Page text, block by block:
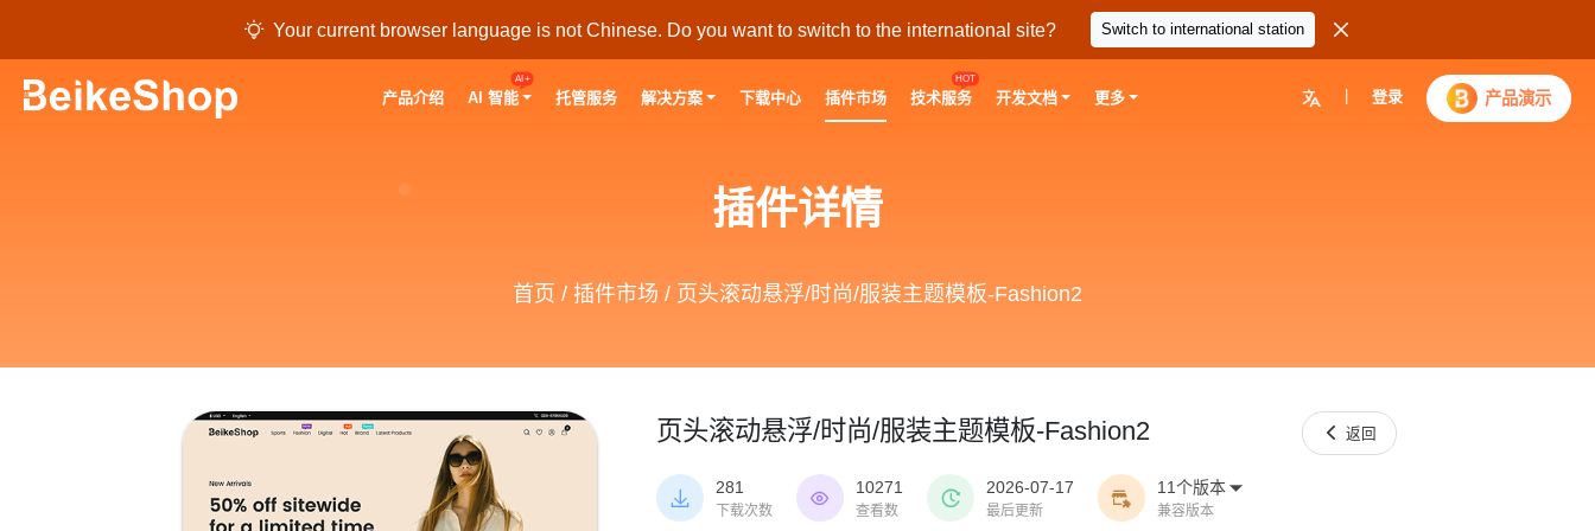
 Your current browser language is not Chinese. Do you want to switch to the international site? Switch to international station 
产品介绍
AI+
AI 智能 托管服务 解决方案 下载中心 插件市场
HOT
技术服务 开发文档 更多  登录 产品演示
插件详情
首页 / 插件市场 / 页头滚动悬浮/时尚/服装主题模板-Fashion2
页头滚动悬浮/时尚/服装主题模板-Fashion2  返回

281
下载次数

10271
查看数

2026-07-17
最后更新

11个版本 
兼容版本